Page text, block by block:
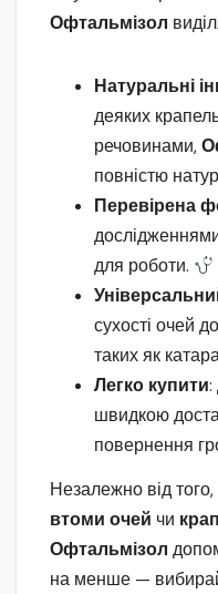
Офтальмізол
Натуральні
деяких
речовинами,
повністю
Перевірена
для роботи.
сухості очей
таких як
Легко купити:
швидкою
повернення
Незалежно від того,
втоми очей чи
Офтальмізол
на менше —